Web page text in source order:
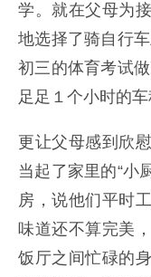
学。就在父母为
地选择了骑自行
初三的体育考试
足足１个小时的
更让父母感到欣
当起了家里的“小
房，说他们平时
味道还不算完美
饭厅之间忙碌的